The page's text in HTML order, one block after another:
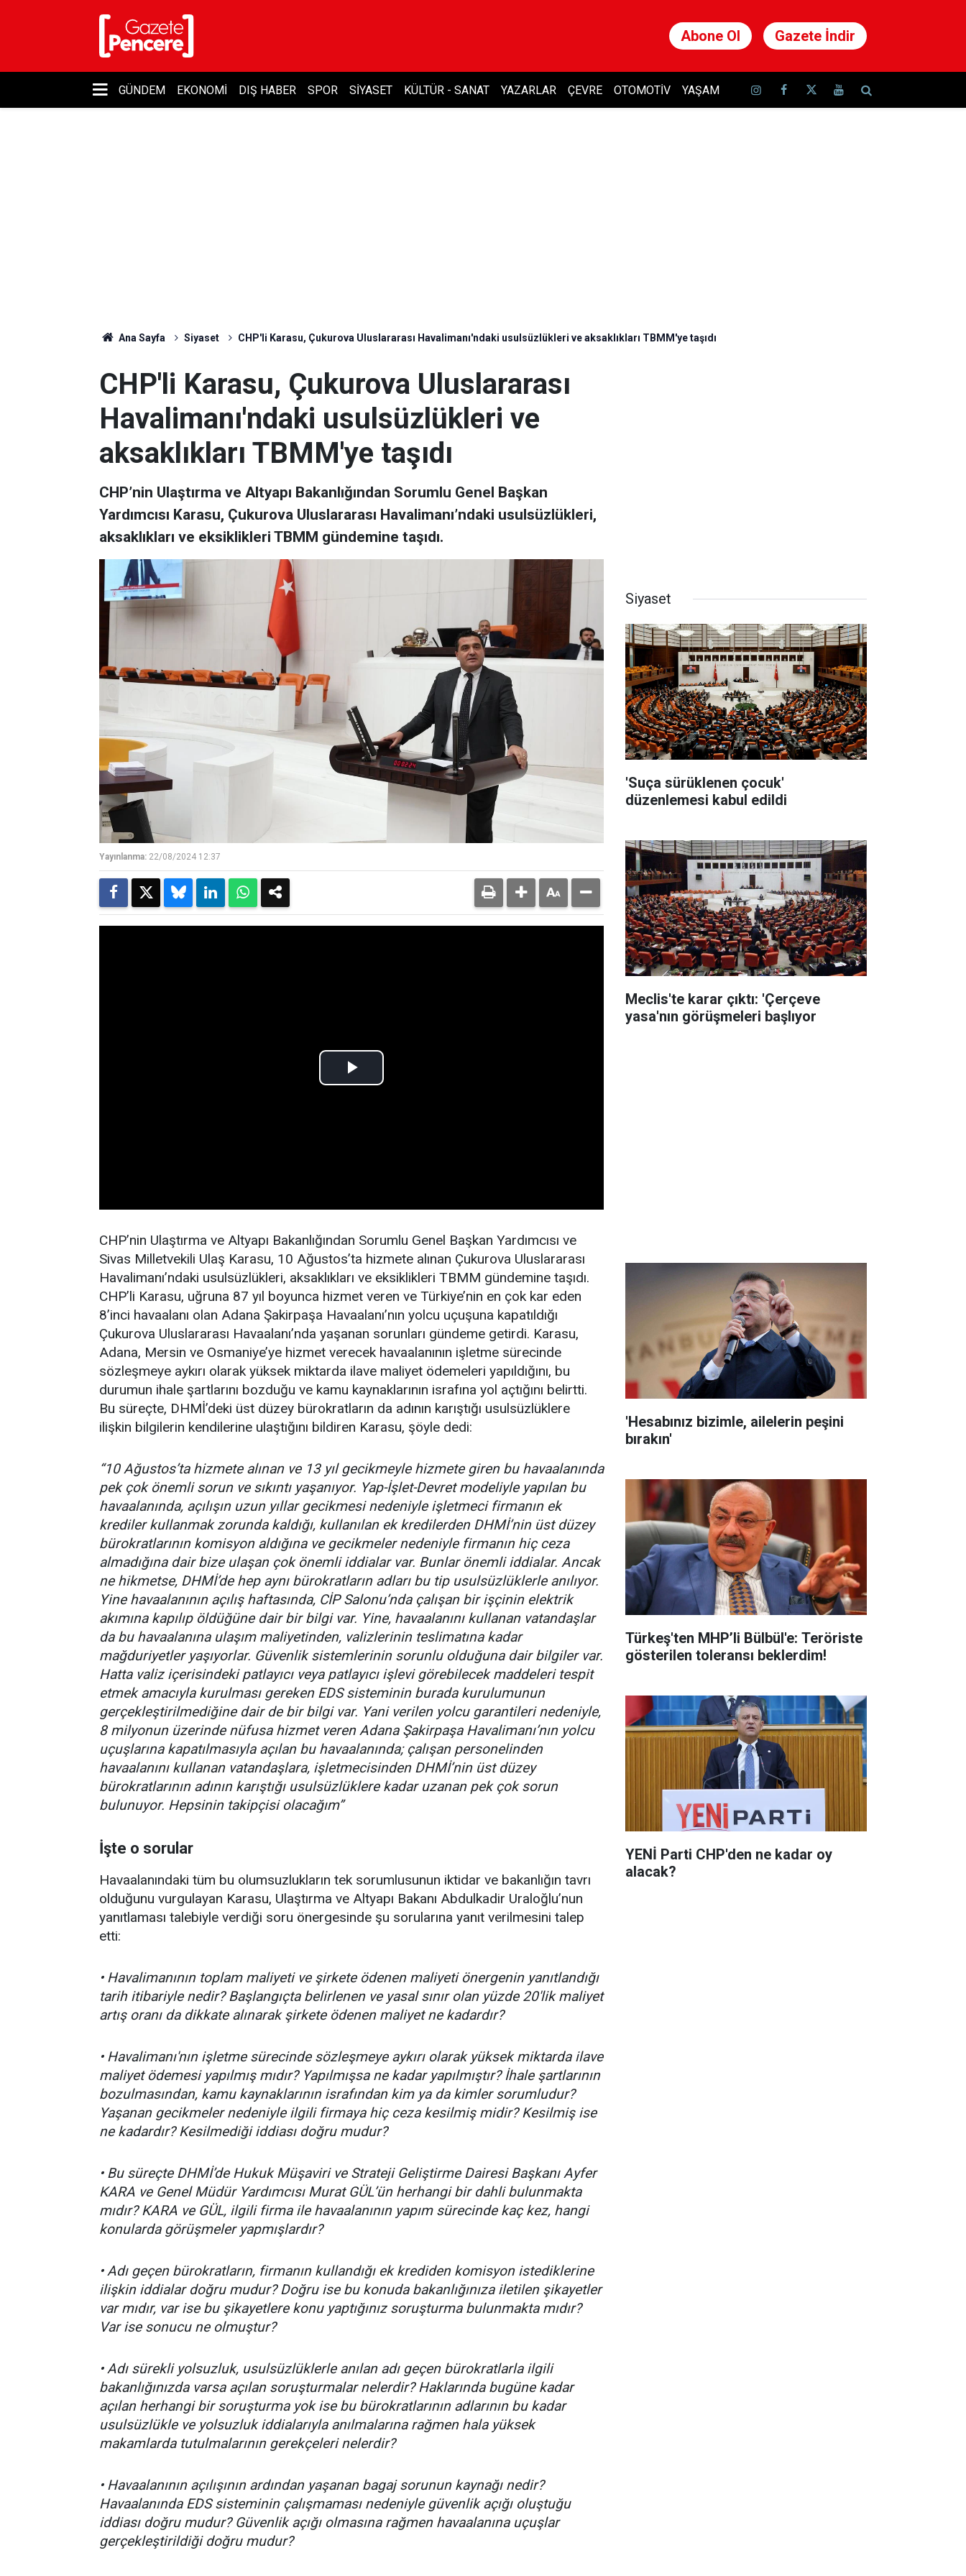
Abone Ol Gazete İndir
GÜNDEM EKONOMI DIŞ HABER SPOR SIYASET KÜLTÜR - SANAT YAZARLAR ÇEVRE OTOMOTIV YAŞAM
Ana Sayfa Siyaset CHP'li Karasu, Çukurova Uluslararası Havalimanı'ndaki usulsüzlükleri ve aksaklıkları TBMM'ye taşıdı
CHP'li Karasu, Çukurova Uluslararası
Havalimanı'ndaki usulsüzlükleri ve
aksaklıkları TBMM'ye taşıdı
CHP’nin Ulaştırma ve Altyapı Bakanlığından Sorumlu Genel Başkan
Yardımcısı Karasu, Çukurova Uluslararası Havalimanı’ndaki usulsüzlükleri,
aksaklıkları ve eksiklikleri TBMM gündemine taşıdı.
Yayınlanma: 22/08/2024 12:37
CHP’nin Ulaştırma ve Altyapı Bakanlığından Sorumlu Genel Başkan Yardımcısı ve
Sivas Milletvekili Ulaş Karasu, 10 Ağustos’ta hizmete alınan Çukurova Uluslararası
Havalimanı’ndaki usulsüzlükleri, aksaklıkları ve eksiklikleri TBMM gündemine taşıdı.
CHP’li Karasu, uğruna 87 yıl boyunca hizmet veren ve Türkiye’nin en çok kar eden
8’inci havaalanı olan Adana Şakirpaşa Havaalanı’nın yolcu uçuşuna kapatıldığı
Çukurova Uluslararası Havaalanı’nda yaşanan sorunları gündeme getirdi. Karasu,
Adana, Mersin ve Osmaniye’ye hizmet verecek havaalanının işletme sürecinde
sözleşmeye aykırı olarak yüksek miktarda ilave maliyet ödemeleri yapıldığını, bu
durumun ihale şartlarını bozduğu ve kamu kaynaklarının israfına yol açtığını belirtti.
Bu süreçte, DHMİ’deki üst düzey bürokratların da adının karıştığı usulsüzlüklere
ilişkin bilgilerin kendilerine ulaştığını bildiren Karasu, şöyle dedi:
“10 Ağustos’ta hizmete alınan ve 13 yıl gecikmeyle hizmete giren bu havaalanında
pek çok önemli sorun ve sıkıntı yaşanıyor. Yap-İşlet-Devret modeliyle yapılan bu
havaalanında, açılışın uzun yıllar gecikmesi nedeniyle işletmeci firmanın ek
krediler kullanmak zorunda kaldığı, kullanılan ek kredilerden DHMİ’nin üst düzey
bürokratlarının komisyon aldığına ve gecikmeler nedeniyle firmanın hiç ceza
almadığına dair bize ulaşan çok önemli iddialar var. Bunlar önemli iddialar. Ancak
ne hikmetse, DHMİ’de hep aynı bürokratların adları bu tip usulsüzlüklerle anılıyor.
Yine havaalanının açılış haftasında, CİP Salonu’nda çalışan bir işçinin elektrik
akımına kapılıp öldüğüne dair bir bilgi var. Yine, havaalanını kullanan vatandaşlar
da bu havaalanına ulaşım maliyetinden, valizlerinin teslimatına kadar
mağduriyetler yaşıyorlar. Güvenlik sistemlerinin sorunlu olduğuna dair bilgiler var.
Hatta valiz içerisindeki patlayıcı veya patlayıcı işlevi görebilecek maddeleri tespit
etmek amacıyla kurulması gereken EDS sisteminin burada kurulumunun
gerçekleştirilmediğine dair de bir bilgi var. Yani verilen yolcu garantileri nedeniyle,
8 milyonun üzerinde nüfusa hizmet veren Adana Şakirpaşa Havalimanı’nın yolcu
uçuşlarına kapatılmasıyla açılan bu havaalanında; çalışan personelinden
havaalanını kullanan vatandaşlara, işletmecisinden DHMİ’nin üst düzey
bürokratlarının adının karıştığı usulsüzlüklere kadar uzanan pek çok sorun
bulunuyor. Hepsinin takipçisi olacağım”
İşte o sorular
Havaalanındaki tüm bu olumsuzlukların tek sorumlusunun iktidar ve bakanlığın tavrı
olduğunu vurgulayan Karasu, Ulaştırma ve Altyapı Bakanı Abdulkadir Uraloğlu’nun
yanıtlaması talebiyle verdiği soru önergesinde şu sorularına yanıt verilmesini talep
etti:
• Havalimanının toplam maliyeti ve şirkete ödenen maliyeti önergenin yanıtlandığı
tarih itibariyle nedir? Başlangıçta belirlenen ve yasal sınır olan yüzde 20'lik maliyet
artış oranı da dikkate alınarak şirkete ödenen maliyet ne kadardır?
• Havalimanı'nın işletme sürecinde sözleşmeye aykırı olarak yüksek miktarda ilave
maliyet ödemesi yapılmış mıdır? Yapılmışsa ne kadar yapılmıştır? İhale şartlarının
bozulmasından, kamu kaynaklarının israfından kim ya da kimler sorumludur?
Yaşanan gecikmeler nedeniyle ilgili firmaya hiç ceza kesilmiş midir? Kesilmiş ise
ne kadardır? Kesilmediği iddiası doğru mudur?
• Bu süreçte DHMİ’de Hukuk Müşaviri ve Strateji Geliştirme Dairesi Başkanı Ayfer
KARA ve Genel Müdür Yardımcısı Murat GÜL’ün herhangi bir dahli bulunmakta
mıdır? KARA ve GÜL, ilgili firma ile havaalanının yapım sürecinde kaç kez, hangi
konularda görüşmeler yapmışlardır?
• Adı geçen bürokratların, firmanın kullandığı ek krediden komisyon istediklerine
ilişkin iddialar doğru mudur? Doğru ise bu konuda bakanlığınıza iletilen şikayetler
var mıdır, var ise bu şikayetlere konu yaptığınız soruşturma bulunmakta mıdır?
Var ise sonucu ne olmuştur?
• Adı sürekli yolsuzluk, usulsüzlüklerle anılan adı geçen bürokratlarla ilgili
bakanlığınızda varsa açılan soruşturmalar nelerdir? Haklarında bugüne kadar
açılan herhangi bir soruşturma yok ise bu bürokratlarının adlarının bu kadar
usulsüzlükle ve yolsuzluk iddialarıyla anılmalarına rağmen hala yüksek
makamlarda tutulmalarının gerekçeleri nelerdir?
• Havaalanının açılışının ardından yaşanan bagaj sorunun kaynağı nedir?
Havaalanında EDS sisteminin çalışmaması nedeniyle güvenlik açığı oluştuğu
iddiası doğru mudur? Güvenlik açığı olmasına rağmen havaalanına uçuşlar
gerçekleştirildiği doğru mudur?
Siyaset
'Suça sürüklenen çocuk'
düzenlemesi kabul edildi
Meclis'te karar çıktı: 'Çerçeve
yasa'nın görüşmeleri başlıyor
'Hesabınız bizimle, ailelerin peşini
bırakın'
Türkeş'ten MHP’li Bülbül'e: Teröriste
gösterilen toleransı beklerdim!
YENİ Parti CHP'den ne kadar oy
alacak?